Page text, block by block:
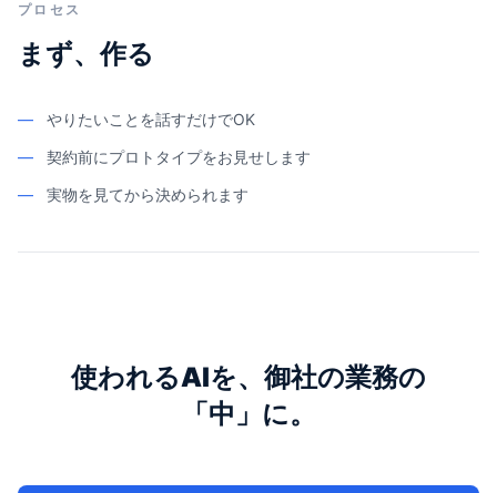
プロセス
まず、作る
—
やりたいことを話すだけでOK
—
契約前にプロトタイプをお見せします
—
実物を見てから決められます
使われるAIを、御社の業務の
「中」に。